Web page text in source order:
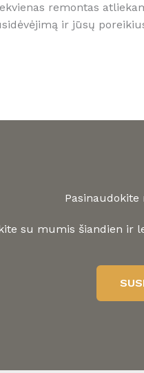
remontas
ir jūsų
su mumis šiandien ir